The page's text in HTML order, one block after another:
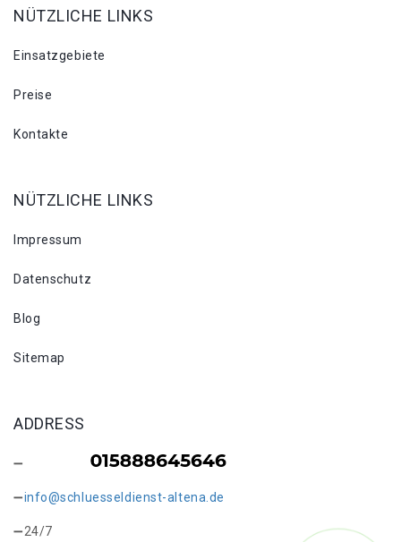
NÜTZLICHE LINKS
Einsatzgebiete
Preise
Kontakte
NÜTZLICHE LINKS
Impressum
Datenschutz
Blog
Sitemap
ADDRESS
info@schluesseldienst-altena.de
24/7